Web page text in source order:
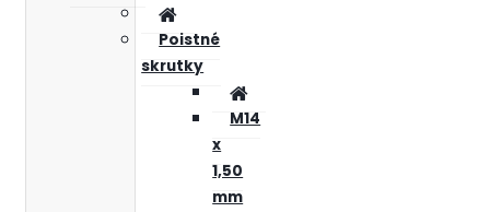
Poistné
skrutky
M14
x
1,50
mm